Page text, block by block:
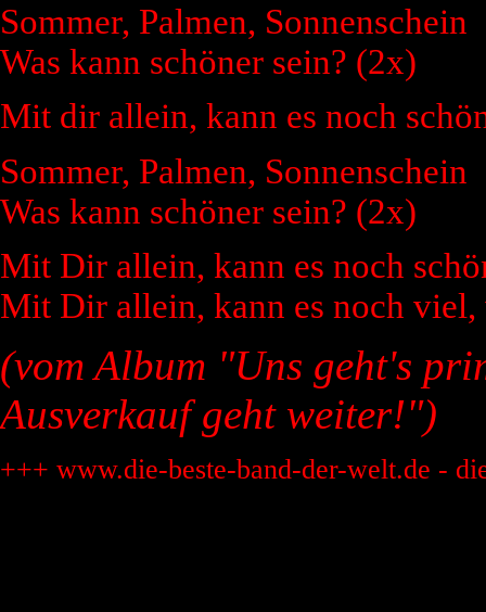
Sommer, Palmen, Sonnenschein
Was kann schöner sein? (2x)
Mit dir allein, kann es noch
Sommer, Palmen, Sonnenschein
Was kann schöner sein? (2x)
Mit Dir allein, kann es noch
Mit Dir allein, kann es noch viel,
(vom Album "Uns geht's
Ausverkauf geht weiter!")
+++ www.die-beste-band-der-welt.de -